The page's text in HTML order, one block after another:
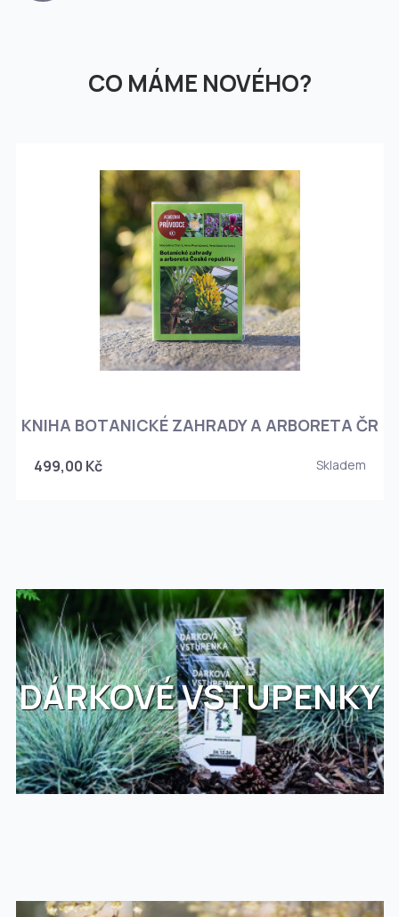
CO MÁME NOVÉHO?
KNIHA BOTANICKÉ ZAHRADY A ARBORETA ČR
499,00 Kč Skladem
DÁRKOVÉ VSTUPENKY